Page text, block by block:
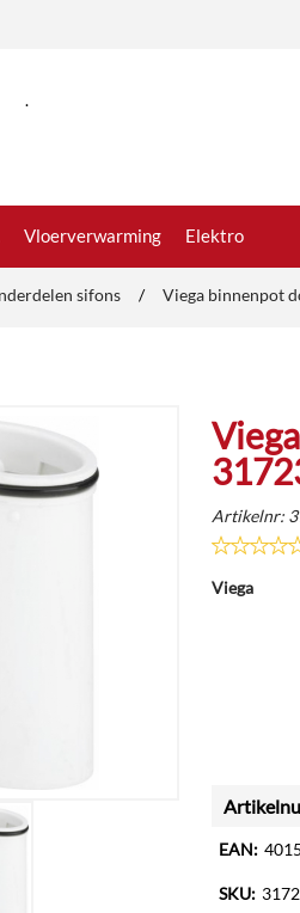
.
Vloerverwarming Elektro
sifons / Viega binnenpot
Artikelnr:
Viega
EAN:
SKU: